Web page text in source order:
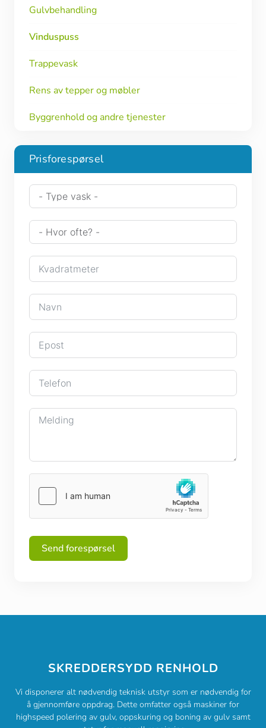
Gulvbehandling
Vinduspuss
Trappevask
Rens av tepper og møbler
Byggrenhold og andre tjenester
Prisforespørsel
Send forespørsel
SKREDDERSYDD RENHOLD
Vi disponerer alt nødvendig teknisk utstyr som er nødvendig for
å gjennomføre oppdrag. Dette omfatter også maskiner for
highspeed polering av gulv, oppskuring og boning av gulv samt